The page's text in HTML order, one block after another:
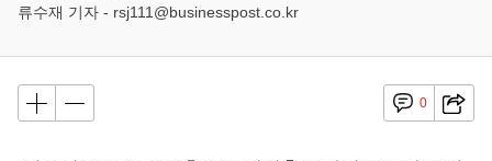
류수재 기자 - rsj111@businesspost.co.kr
0